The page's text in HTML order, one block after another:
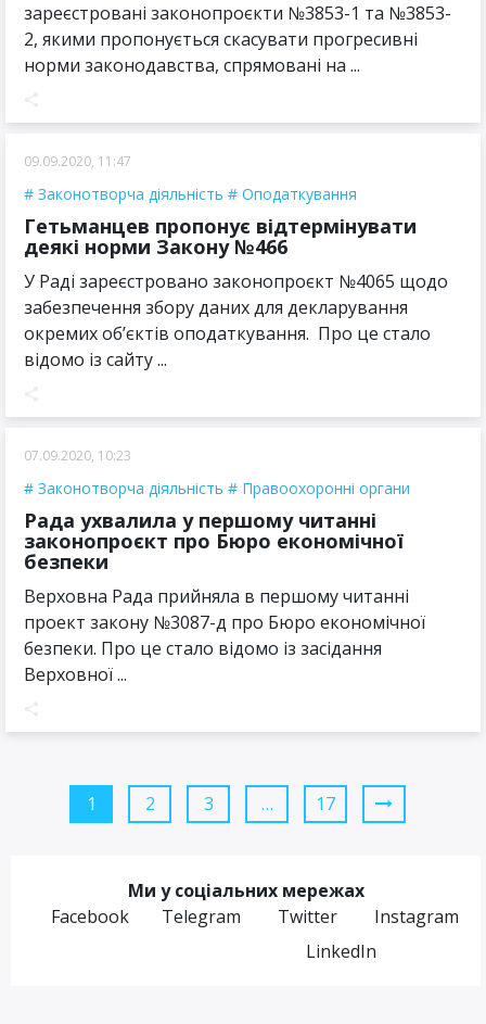
зареєстровані законопроєкти №3853-1 та №3853-
2, якими пропонується скасувати прогресивні
норми законодавства, спрямовані на ...
09.09.2020, 11:47
Законотворча діяльність Оподаткування
Гетьманцев пропонує відтермінувати
деякі норми Закону №466
У Раді зареєстровано законопроєкт №4065 щодо
забезпечення збору даних для декларування
окремих об’єктів оподаткування. Про це стало
відомо із сайту ...
07.09.2020, 10:23
Законотворча діяльність Правоохоронні органи
Рада ухвалила у першому читанні
законопроєкт про Бюро економічної
безпеки
Верховна Рада прийняла в першому читанні
проект закону №3087-д про Бюро економічної
безпеки. Про це стало відомо із засідання
Верховної ...
1 2 3 … 17
Ми у соціальних мережах
Facebook
Telegram Twitter
Instagram
LinkedIn